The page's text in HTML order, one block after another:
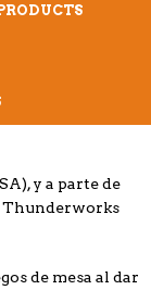
y a parte de
Thunderworks
de mesa al dar